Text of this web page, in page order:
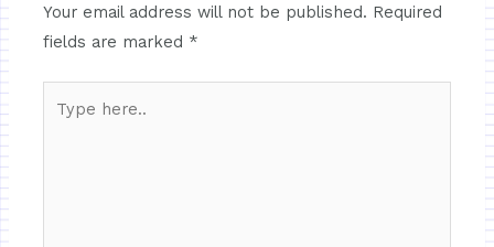
Your email address will not be published. Required
fields are marked *